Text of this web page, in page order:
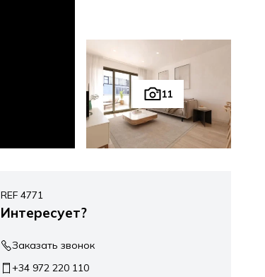
11
REF 4771
Интересует?
Заказать звонок
+34 972 220 110